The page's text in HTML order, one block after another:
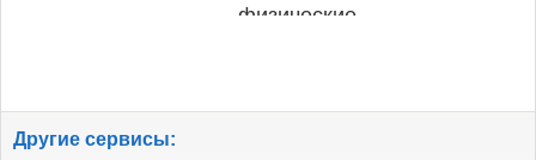
зарядить организм
профессиональных
физические
Другие сервисы: